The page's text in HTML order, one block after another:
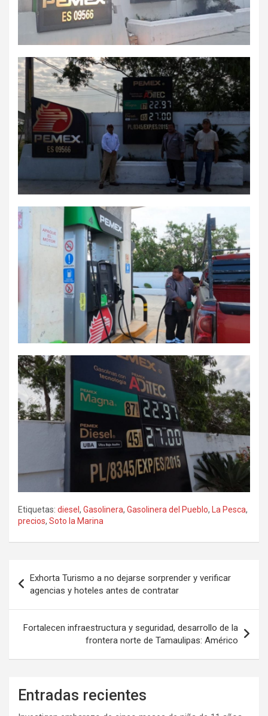
Etiquetas: diesel , Gasolinera, Gasolinera del Pueblo, La Pesca,
precios, Soto la Marina
de
entradas
Exhorta Turismo a no dejarse sorprender y verificar
agencias y hoteles antes de contratar
Fortalecen infraestructura y seguridad, desarrollo de la
frontera norte de Tamaulipas: Américo
Entradas recientes